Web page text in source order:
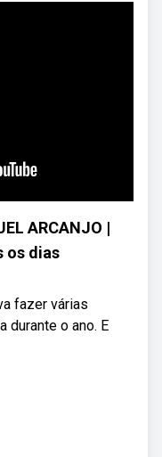
ARCANJO |
os dias
fazer várias
durante o ano. E